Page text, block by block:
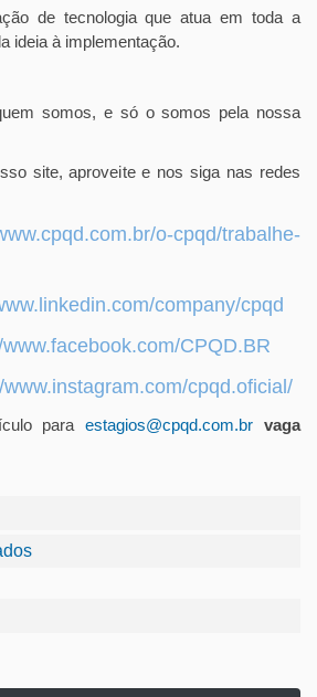
de tecnologia que atua em toda a
ideia à implementação.
somos, e só o somos pela nossa
site, aproveite e nos siga nas redes
o-cpqd/trabalhe-
company/cpqd
CPQD.BR
www.instagram.com/cpqd.oficial/
paraestagios@cpqd.com.br vaga